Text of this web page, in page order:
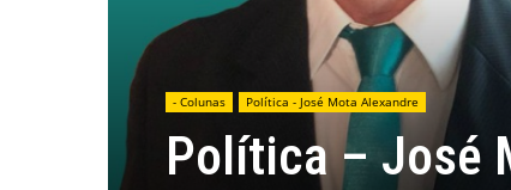
- Colunas Política - José Mota Alexandre
Política – José